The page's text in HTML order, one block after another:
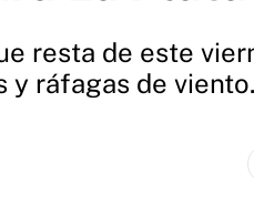
resta de este
ráfagas de viento.